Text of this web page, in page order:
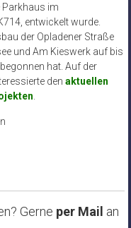
im
entwickelt wurde.
der Opladener Straße
und Am Kieswerk auf bis
hat. Auf der
den aktuellen
Gerne per Mail an